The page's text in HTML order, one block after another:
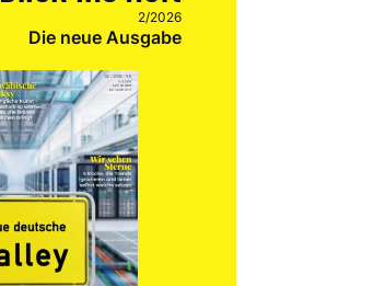
2/2026
Die neue Ausgabe